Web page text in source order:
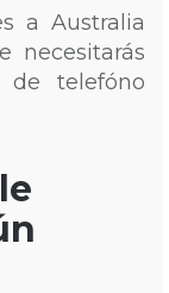
a Australia
necesitarás
telefóno